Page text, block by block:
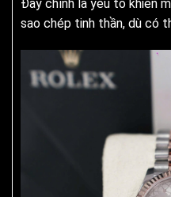
Đây chính là yếu tố khiến
sao chép tinh thần, dù có